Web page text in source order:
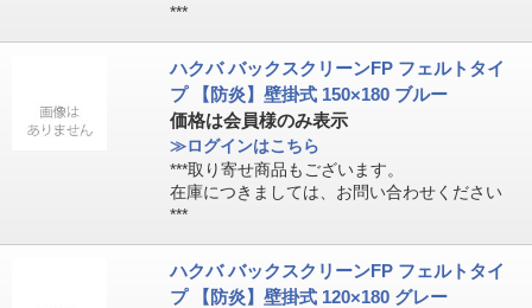
***
ハクバ バックスクリーンFP フェルトタイ
プ 【防炎】壁掛式 150×180 ブルー
価格は会員様のみ表示
≫ログインはこちら
***取り寄せ商品もございます。
在庫につきましては、お問い合わせください
***
ハクバ バックスクリーンFP フェルトタイ
プ 【防炎】壁掛式 120×180 グレー